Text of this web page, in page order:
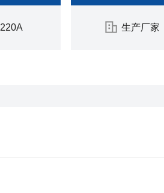
220A 生产厂家